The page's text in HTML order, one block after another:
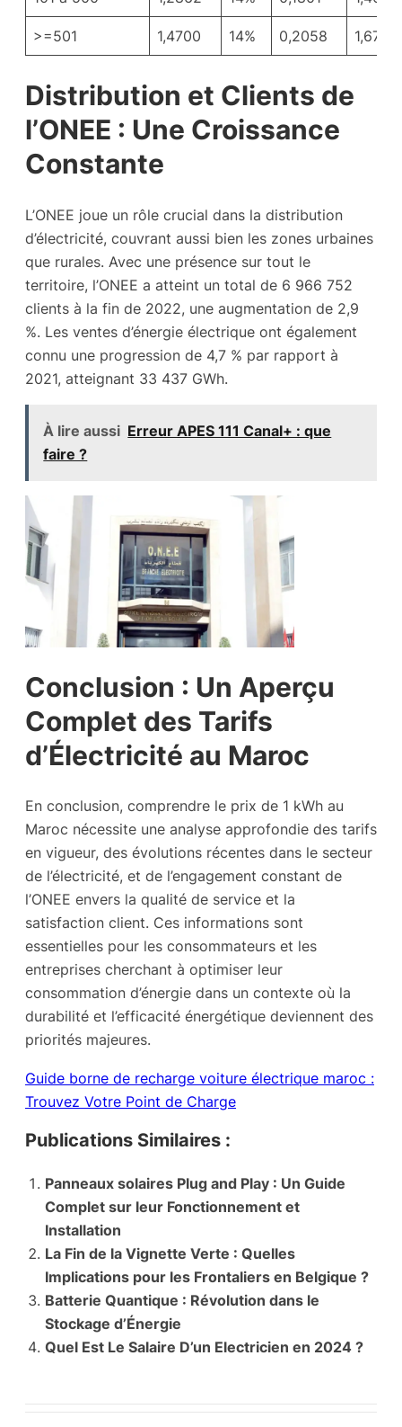
>=501 1,4700 14% 0,2058 1,6758
Distribution et Clients de
l’ONEE : Une Croissance
Constante
L’ONEE joue un rôle crucial dans la distribution
d’électricité, couvrant aussi bien les zones urbaines
que rurales. Avec une présence sur tout le
territoire, l’ONEE a atteint un total de 6 966 752
clients à la fin de 2022, une augmentation de 2,9
%. Les ventes d’énergie électrique ont également
connu une progression de 4,7 % par rapport à
2021, atteignant 33 437 GWh.
À lire aussi Erreur APES 111 Canal+ : que
faire ?
Conclusion : Un Aperçu
Complet des Tarifs
d’Électricité au Maroc
En conclusion, comprendre le prix de 1 kWh au
Maroc nécessite une analyse approfondie des tarifs
en vigueur, des évolutions récentes dans le secteur
de l’électricité, et de l’engagement constant de
l’ONEE envers la qualité de service et la
satisfaction client. Ces informations sont
essentielles pour les consommateurs et les
entreprises cherchant à optimiser leur
consommation d’énergie dans un contexte où la
durabilité et l’efficacité énergétique deviennent des
priorités majeures.
Guide borne de recharge voiture électrique maroc :
Trouvez Votre Point de Charge
Publications Similaires :
Panneaux solaires Plug and Play : Un Guide
Complet sur leur Fonctionnement et
Installation
La Fin de la Vignette Verte : Quelles
Implications pour les Frontaliers en Belgique ?
Batterie Quantique : Révolution dans le
Stockage d’Énergie
Quel Est Le Salaire D’un Electricien en 2024 ?